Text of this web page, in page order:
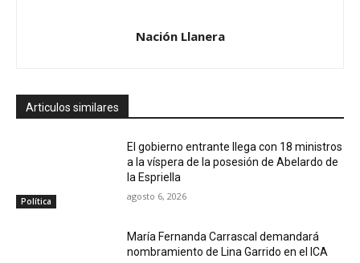
Nación Llanera
Articulos similares
Política
El gobierno entrante llega con 18 ministros
a la víspera de la posesión de Abelardo de
la Espriella
agosto 6, 2026
María Fernanda Carrascal demandará
nombramiento de Lina Garrido en el ICA